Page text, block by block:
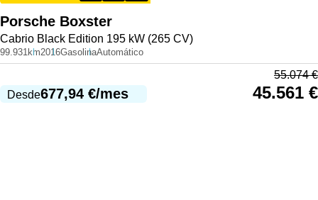
Porsche Boxster
Cabrio Black Edition 195 kW (265 CV)
99.931km2016GasolinaAutomático
Desde677,94 €/mes
55.074€
45.561 €